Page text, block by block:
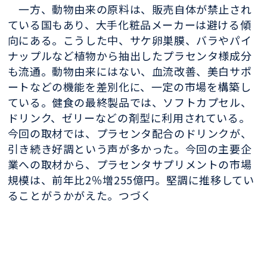
一方、動物由来の原料は、販売自体が禁止され
ている国もあり、大手化粧品メーカーは避ける傾
向にある。こうした中、サケ卵巣膜、バラやパイ
ナップルなど植物から抽出したプラセンタ様成分
も流通。動物由来にはない、血流改善、美白サポ
ートなどの機能を差別化に、一定の市場を構築し
ている。健食の最終製品では、ソフトカプセル、
ドリンク、ゼリーなどの剤型に利用されている。
今回の取材では、プラセンタ配合のドリンクが、
引き続き好調という声が多かった。今回の主要企
業への取材から、プラセンタサプリメントの市場
規模は、前年比2％増255億円。堅調に推移してい
ることがうかがえた。つづく